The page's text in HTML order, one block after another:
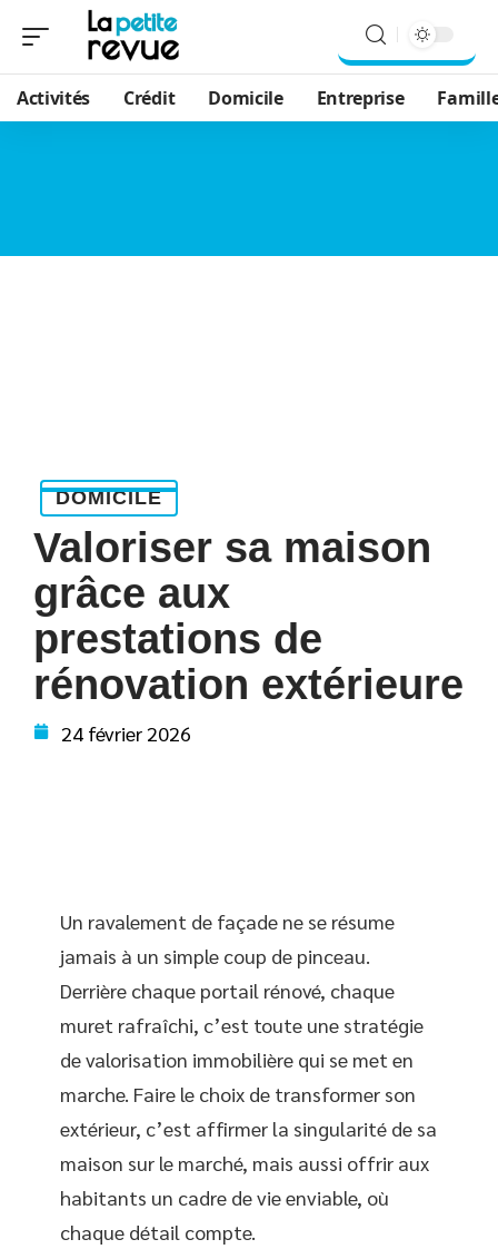
Activités Crédit Domicile Entreprise
DOMICILE
Valoriser sa maison
grâce aux
prestations de
rénovation extérieure
24 février 2026
Un ravalement de façade ne se résume
jamais à un simple coup de pinceau.
Derrière chaque portail rénové, chaque
muret rafraîchi, c’est toute une stratégie
de valorisation immobilière qui se met en
marche. Faire le choix de transformer son
extérieur, c’est affirmer la singularité de sa
maison sur le marché, mais aussi offrir aux
habitants un cadre de vie enviable, où
chaque détail compte.